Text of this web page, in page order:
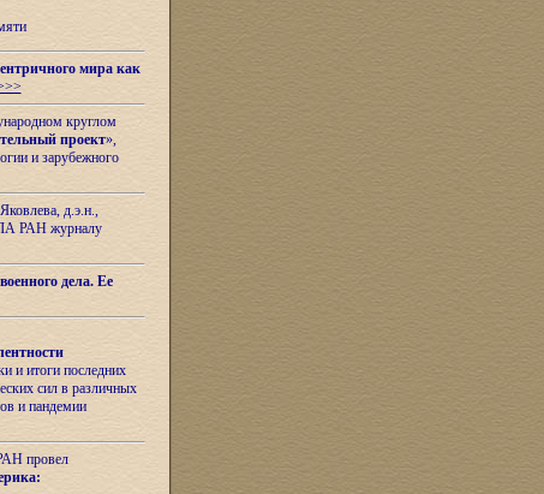
мира как
круглом
проект»,
и зарубежного
д.э.н.,
РАН журналу
дела. Ее
и итоги последних
сил в различных
и пандемии
провел